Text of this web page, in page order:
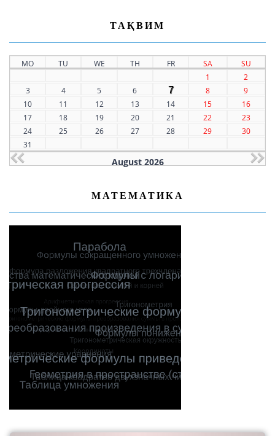
ТАҚВИМ
MO TU WE TH FR SA
SU
1
2
3
4 5 6 7 8
9
10
11 12 13 14 15
16
17
18 19 20 21 22
23
24
25 26 27 28 29
30
31
August 2026
МАТЕМАТИКА